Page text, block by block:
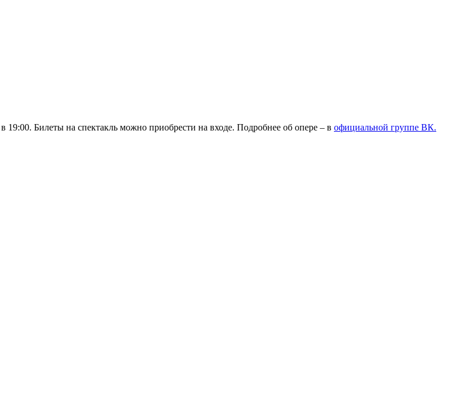
Билеты на спектакль можно приобрести на входе. Подробнее об опере – в официальной группе ВК.